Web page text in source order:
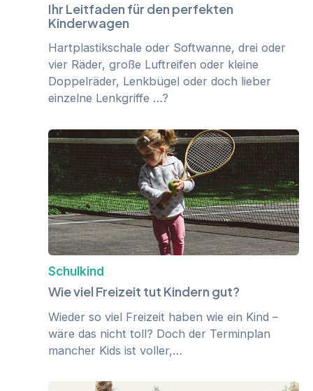
Ihr Leitfaden für den perfekten
Kinderwagen
Hartplastikschale oder Softwanne, drei oder
vier Räder, große Luftreifen oder kleine
Doppelräder, Lenkbügel oder doch lieber
einzelne Lenkgriffe …?
Schulkind
Wie viel Freizeit tut Kindern gut?
Wieder so viel Freizeit haben wie ein Kind –
wäre das nicht toll? Doch der Terminplan
mancher Kids ist voller,…